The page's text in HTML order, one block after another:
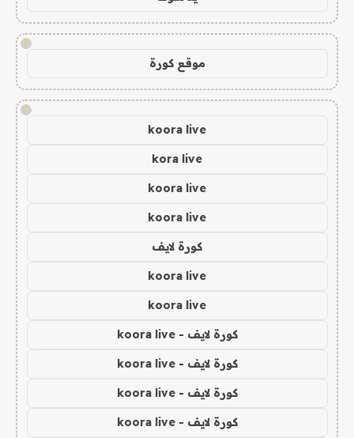
!
موقع كورة
!
koora live
kora live
koora live
koora live
كورة لايف
koora live
koora live
كورة لايف - koora live
كورة لايف - koora live
كورة لايف - koora live
كورة لايف - koora live